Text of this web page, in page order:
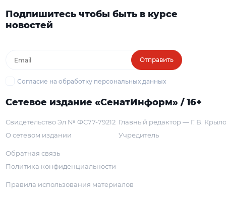
Подпишитесь чтобы быть в курсе
новостей
Отправить
Согласие на обработку персональных данных
Сетевое издание «СенатИнформ» / 16+
Свидетельство Эл № ФС77-79212
О сетевом издании
Главный редактор — Г. В.
Учредитель
Обратная связь
Политика конфиденциальности
Правила использования материалов